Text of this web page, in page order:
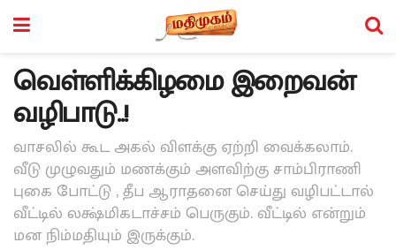
வெள்ளிக்கிழமை இறைவன்
வழிபாடு..!
வாசலில் கூட அகல் விளக்கு ஏற்றி வைக்கலாம்.
வீடு முழுவதும் மணக்கும் அளவிற்கு சாம்பிராணி
புகை போட்டு , தீப ஆராதனை செய்து வழிபட்டால்
வீட்டில் லக்ஷ்மிகடாச்சம் பெருகும். வீட்டில் என்றும்
மன நிம்மதியும் இருக்கும்.